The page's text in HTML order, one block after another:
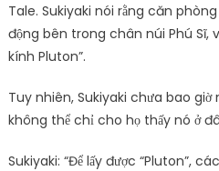
Tale. Sukiyaki nói rằng căn
động bên trong chân núi Phú Sĩ,
kính Pluton”.
Tuy nhiên, Sukiyaki chưa bao
không thể chỉ cho họ thấy nó ở
Sukiyaki: “Để lấy được “Pluton”,